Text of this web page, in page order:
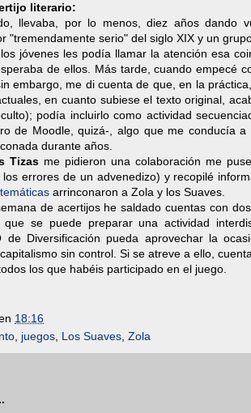
literario:
llevaba, por lo menos, diez años dando
"tremendamente serio" del siglo XIX y un
jóvenes les podía llamar la atención esa
de ellos. Más tarde, cuando empecé
embargo, me di cuenta de que, en la
en cuanto subiese el texto original,
podía incluirlo como actividad
de Moodle, quizá-, algo que me conducía
durante años.
Tizas me pidieron una colaboración me
errores de un advenedizo) y recopilé
arrinconaron a Zola y los Suaves.
de acertijos he saldado cuentas con
se puede preparar una actividad
de Diversificación pueda aprovechar la
sin control. Si se atreve a ello,
los que habéis participado en el juego.
18:16
juegos Los Suaves Zola